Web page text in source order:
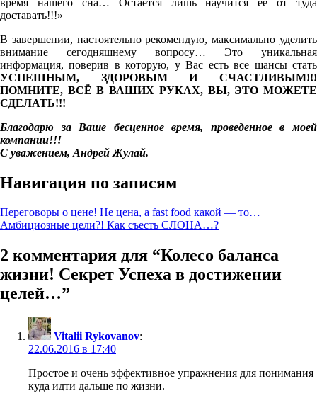
доставать!!!»
В завершении, настоятельно рекомендую, максимально уделить
внимание сегодняшнему вопросу… Это уникальная
информация, поверив в которую, у Вас есть все шансы стать
УСПЕШНЫМ, ЗДОРОВЫМ И СЧАСТЛИВЫМ!!!
ПОМНИТЕ, ВСЁ В ВАШИХ РУКАХ, ВЫ, ЭТО МОЖЕТЕ
СДЕЛАТЬ!!!
Благодарю за Ваше бесценное время, проведенное в моей
компании!!!
С уважением, Андрей Жулай.
Навигация по записям
Переговоры о цене! Не цена, а fast food какой — то…
Амбициозные цели?! Как съесть СЛОНА…?
2 комментария для “Колесо баланса
жизни! Секрет Успеха в достижении
целей…”
Vitalii Rykovanov:
22.06.2016 в 17:40
Простое и очень эффективное упражнения для понимания
куда идти дальше по жизни.